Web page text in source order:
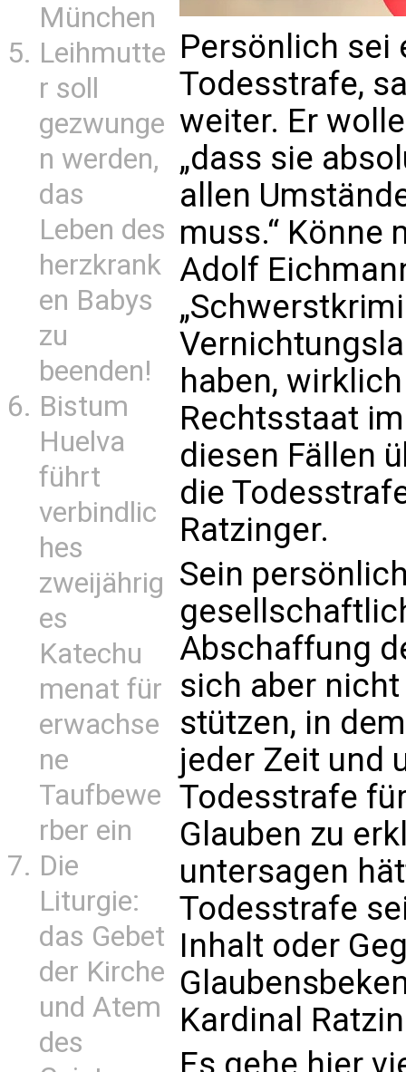
München
Leihmutte
r soll
gezwunge
n werden,
das
Leben des
herzkrank
en Babys
zu
beenden!
Bistum
Huelva
führt
verbindlic
hes
zweijährig
es
Katechu
menat für
erwachse
ne
Taufbewe
rber ein
Die
Liturgie:
das Gebet
der Kirche
und Atem
des
Persönlich sei
Todesstrafe,
weiter. Er
„dass sie
allen
muss.“ Könne
Adolf
haben,
Rechtsstaat
diesen Fällen
die
Ratzinger.
Sein
Abschaffung
sich aber
stützen, in
jeder Zeit und
Todesstrafe
Glauben zu
untersagen
Todesstrafe
Inhalt oder
Kardinal